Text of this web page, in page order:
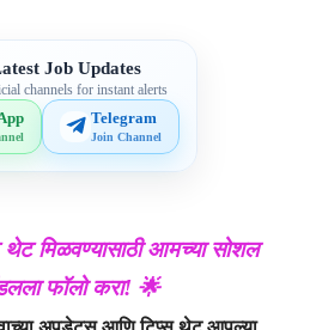
Job Updates
channels for instant alerts
Telegram
Join Channel
मिळवण्यासाठी आमच्या सोशल
फॉलो करा! 🌟